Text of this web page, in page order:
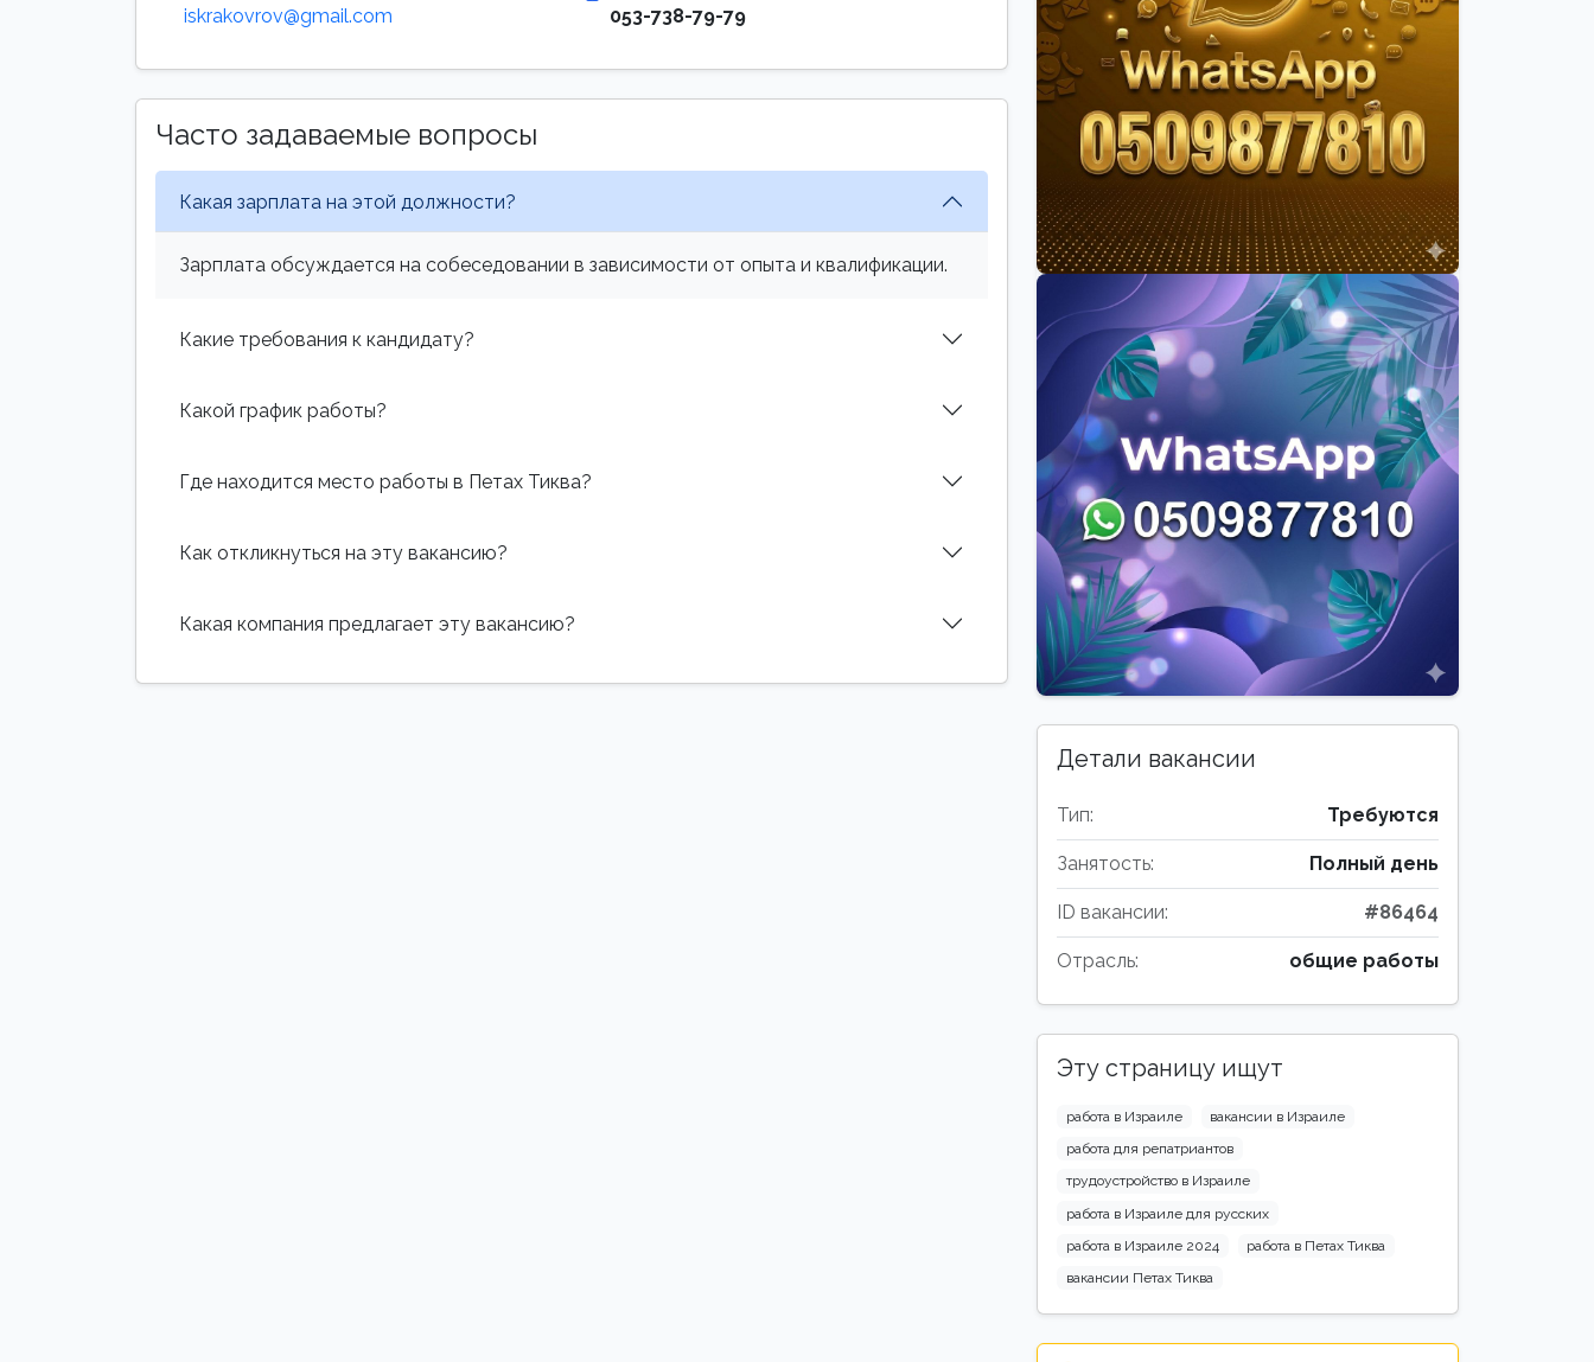
iskrakovrov@gmail.com 053-738-79-79
Часто задаваемые вопросы
Какая зарплата на этой должности?
Зарплата обсуждается на собеседовании в зависимости от опыта и квалификации.
Какие требования к кандидату?
Какой график работы?
Где находится место работы в Петах Тиква?
Как откликнуться на эту вакансию?
Какая компания предлагает эту вакансию?
Детали вакансии
Тип: Требуются
Занятость: Полный день
ID вакансии: #86464
Отрасль: общие работы
Эту страницу ищут
работа в Израиле
вакансии в Израиле
работа для репатриантов
трудоустройство в Израиле
работа в Израиле для русских
работа в Израиле 2024
работа в Петах Тиква
вакансии Петах Тиква